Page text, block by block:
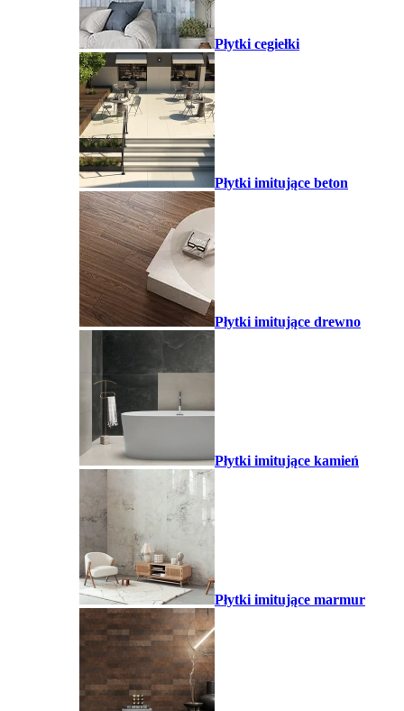
Płytki cegiełki
Płytki imitujące beton
Płytki imitujące drewno
Płytki imitujące kamień
Płytki imitujące marmur